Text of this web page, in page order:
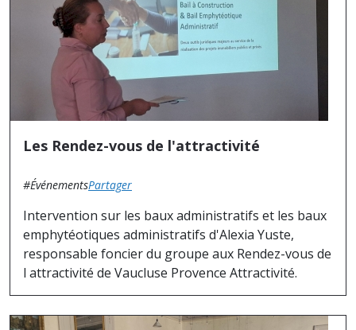
Les Rendez-vous de l'attractivité
#ÉvénementsPartager
Intervention sur les baux administratifs et les baux
emphytéotiques administratifs d'Alexia Yuste,
responsable foncier du groupe aux Rendez-vous de
l attractivité de Vaucluse Provence Attractivité.